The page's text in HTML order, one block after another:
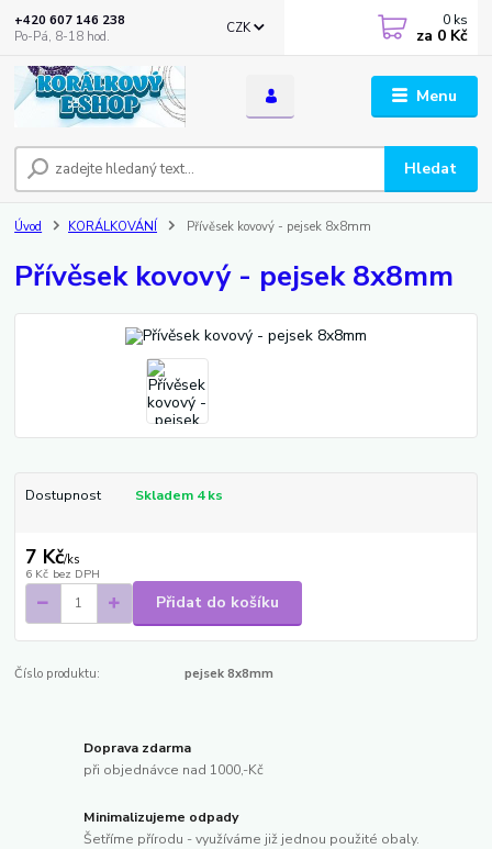
Menu
CZK
Hledat
+420 607 146 238
Po-Pá, 8-18 hod.
0 ks
za 0 Kč
Úvod KORÁLKOVÁNÍ Přívěsek kovový - pejsek 8x8mm
Přívěsek kovový - pejsek 8x8mm
Dostupnost Skladem 4 ks
7 Kč/ks
6 Kč bez DPH
Přidat do košíku
Číslo produktu: pejsek 8x8mm
Doprava zdarma
při objednávce nad 1000,-Kč
Minimalizujeme odpady
Šetříme přírodu - využíváme již jednou použité obaly.